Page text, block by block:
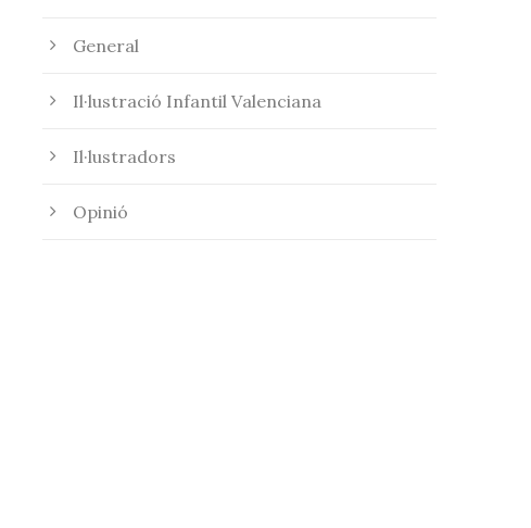
General
Il·lustració Infantil Valenciana
Il·lustradors
Opinió